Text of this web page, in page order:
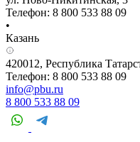
Телефон: 8 800 533 88 09
•
Казань
420012, Республика
Телефон: 8 800 533 88 09
info@pbu.ru
8 800 533 88 09